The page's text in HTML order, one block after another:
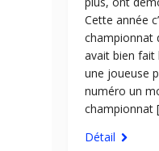
Cette année
championnat
avait bien fait
une joueuse
numéro un
championnat
Détail